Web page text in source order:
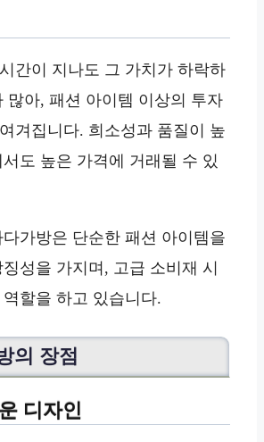
간이 지나도 그 가치가 하락하
많아, 패션 아이템 이상의 투자
겨집니다. 희소성과 품질이 높
도 높은 가격에 거래될 수 있
가방은 단순한 패션 아이템을
성을 가지며, 고급 소비재 시
할을 하고 있습니다.
의 장점
디자인